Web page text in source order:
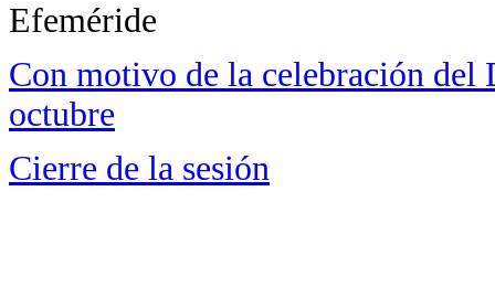
Efeméride
Con motivo de la celebración
octubre
Cierre de la sesión